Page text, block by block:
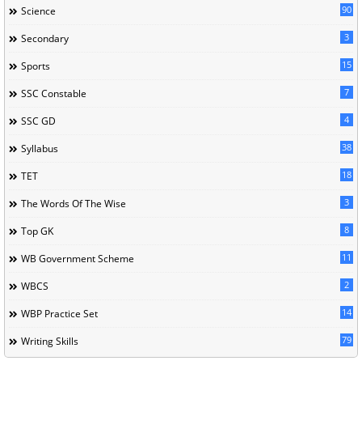
Science 90
Secondary 3
Sports 15
SSC Constable 7
SSC GD 4
Syllabus 38
TET 18
The Words Of The Wise 3
Top GK 8
WB Government Scheme 11
WBCS 2
WBP Practice Set 14
Writing Skills 79